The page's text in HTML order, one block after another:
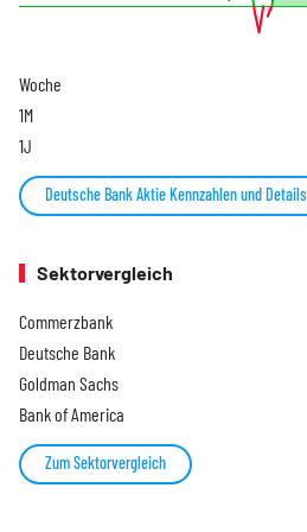
Woche
1M
1J
Deutsche Bank Aktie Kennzahlen und Details
Sektorvergleich
Commerzbank
Deutsche Bank
Goldman Sachs
Bank of America
Zum Sektorvergleich